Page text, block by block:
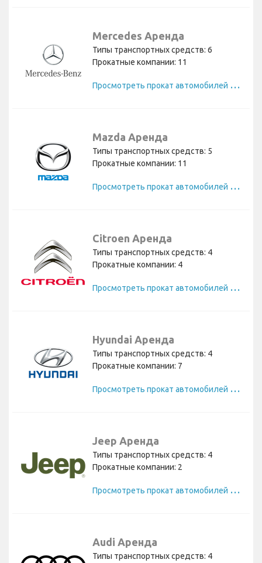
Mercedes Аренда
Типы транспортных средств: 6
Прокатные компании: 11
П
росмотреть прокат автомобилей Mercedes
Mazda Аренда
Типы транспортных средств: 5
Прокатные компании: 11
П
росмотреть прокат автомобилей Mazda
Citroen Аренда
Типы транспортных средств: 4
Прокатные компании: 4
П
росмотреть прокат автомобилей Citroen
Hyundai Аренда
Типы транспортных средств: 4
Прокатные компании: 7
П
росмотреть прокат автомобилей Hyundai
Jeep Аренда
Типы транспортных средств: 4
Прокатные компании: 2
П
росмотреть прокат автомобилей Jeep
Audi Аренда
Типы транспортных средств: 4